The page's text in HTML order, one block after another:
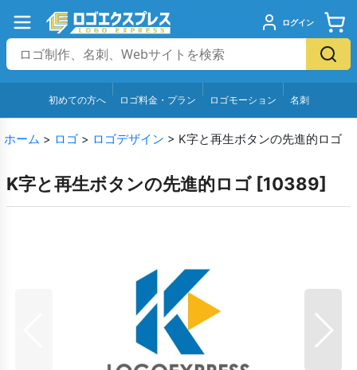
ログイン
初めての方へ ロゴ料金・プラン ロゴモーション 名刺
ホーム > ロゴ > ロゴデザイン > K字と再生ボタンの先進的ロゴ
K字と再生ボタンの先進的ロゴ [10389]